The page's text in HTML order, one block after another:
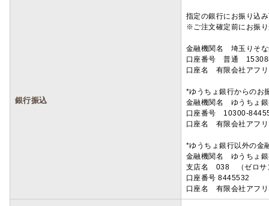
銀行振込
指定の銀行にお振り込
※ご注文確定前にお振
金融機関名 埼玉りそ
口座番号 普通
口座名 有限会社アフ
*ゆうちょ銀行からのお
金融機関名 ゆうちょ
口座番号 10300-
口座名 有限会社アフ
*ゆうちょ銀行以外の金
金融機関名 ゆうちょ
支店名 038 （ゼロサ
口座番号 8445532
口座名 有限会社アフ